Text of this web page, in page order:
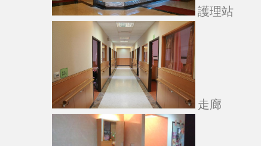
護理站
走廊